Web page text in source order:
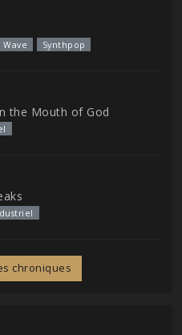
Wave Synthpop
the Mouth of God
chroniques